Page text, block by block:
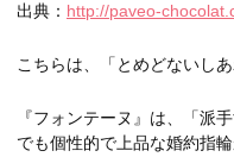
出典： http://paveo-
こちらは、「とめどないし
『フォンテーヌ』は、「派
でも個性的で上品な婚約指